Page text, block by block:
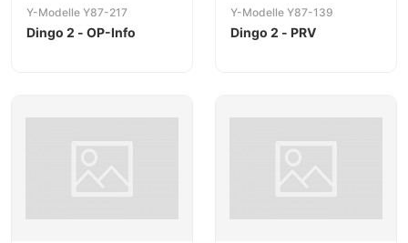
Y-Modelle Y87-217
Dingo 2 - OP-Info
Y-Modelle Y87-139
Dingo 2 - PRV